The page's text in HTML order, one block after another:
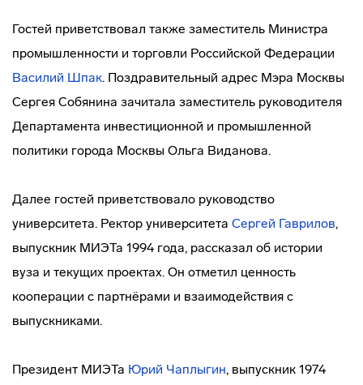
Гостей приветствовал также заместитель Министра
промышленности и торговли Российской Федерации
Василий Шпак. Поздравительный адрес Мэра Москвы
Сергея Собянина зачитала заместитель руководителя
Департамента инвестиционной и промышленной
политики города Москвы Ольга Виданова.
Далее гостей приветствовало руководство
университета. Ректор университета Сергей Гаврилов,
выпускник МИЭТа 1994 года, рассказал об истории
вуза и текущих проектах. Он отметил ценность
кооперации с партнёрами и взаимодействия с
выпускниками.
Президент МИЭТа Юрий Чаплыгин, выпускник 1974